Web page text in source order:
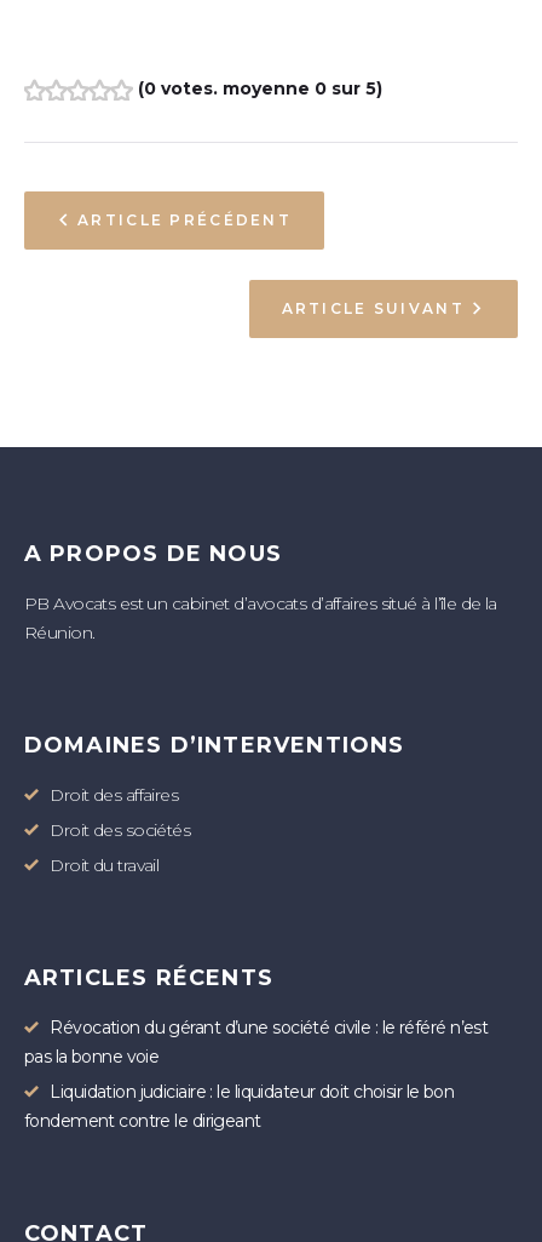
(0 votes. moyenne 0sur 5)
ARTICLE PRÉCÉDENT
ARTICLE SUIVANT
A PROPOS DE NOUS
PB Avocats est un cabinet d’avocats d’affaires situé à l’île de la
Réunion.
DOMAINES D’INTERVENTIONS
Droit des affaires
Droit des sociétés
Droit du travail
ARTICLES RÉCENTS
Révocation du gérant d’une société civile : le référé n’est
pas la bonne voie
Liquidation judiciaire : le liquidateur doit choisir le bon
fondement contre le dirigeant
CONTACT